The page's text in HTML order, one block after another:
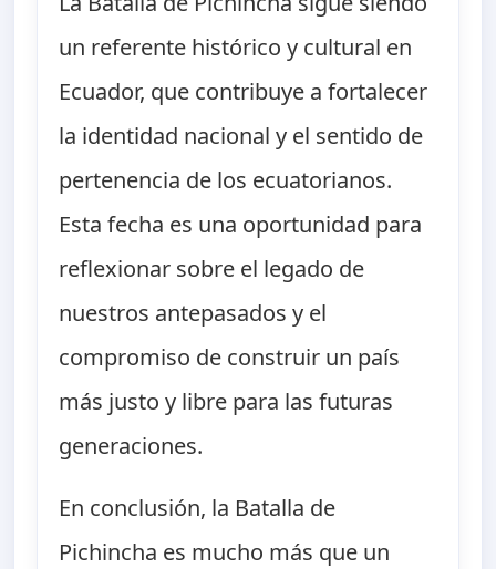
un referente histórico y cultural en
Ecuador, que contribuye a fortalecer
la identidad nacional y el sentido de
pertenencia de los ecuatorianos.
Esta fecha es una oportunidad para
reflexionar sobre el legado de
nuestros antepasados y el
compromiso de construir un país
más justo y libre para las futuras
generaciones.
En conclusión, la Batalla de
Pichincha es mucho más que un